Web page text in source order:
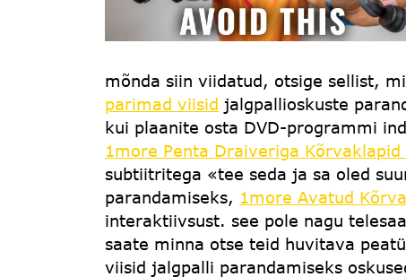
mõnda siin viidatud, otsige sellist,
parimad viisid jalgpallioskuste
kui plaanite osta DVD-programmi
1more Penta Draiveriga
subtiitritega «tee seda ja sa oled
parandamiseks, 1more Avatud
interaktiivsust. see pole nagu
saate minna otse teid huvitava
viisid jalgpalli parandamiseks